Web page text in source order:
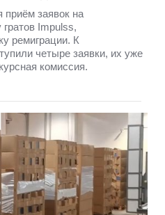
приём заявок на
Impulss,
ремиграции. К
четыре заявки, их уже
комиссия.